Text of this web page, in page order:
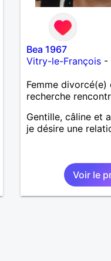
Bea 1967
Vitry-le-François -
Femme divorcé(e)
recherche
Gentille, câline et
je désire une
Voir le